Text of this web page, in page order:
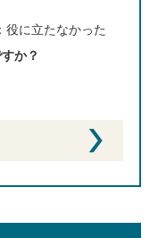
役に立たなかった
か？